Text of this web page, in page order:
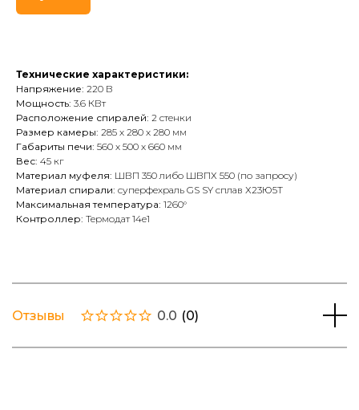
Технические характеристики:
Напряжение: 220 В
Мощность: 3.6 КВт
Расположение спиралей: 2 стенки
Размер камеры: 285 х 280 х 280 мм
Габариты печи: 560 х 500 х 660 мм
Вес: 45 кг
Материал муфеля: ШВП 350 либо ШВПХ 550 (по запросу)
Материал спирали: суперфехраль GS SY сплав Х23Ю5Т
Максимальная температура: 1260°
Контроллер: Термодат 14е1
Отзывы 0.0 (0)